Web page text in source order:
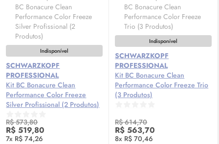
Indisponível
SCHWARZKOPF
PROFESSIONAL
Kit BC Bonacure Clean
Performance Color Freeze
Silver Profissional (2 Produtos)
R$ 573,80
R$ 519,80
7x R$ 74,26
Indisponível
SCHWARZKOPF
PROFESSIONAL
Kit BC Bonacure Clean
Performance Color Freeze Trio
(3 Produtos)
R$ 614,70
R$ 563,70
8x R$ 70,46